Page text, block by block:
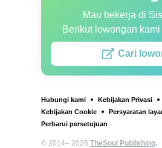
Mau bekerja di
Berikut lowongan
Cari
Hubungi kami Kebijakan Privasi
Kebijakan Cookie
Persyaratan
Perbarui persetujuan
© 2014– 2026 TheSoul Publishing.